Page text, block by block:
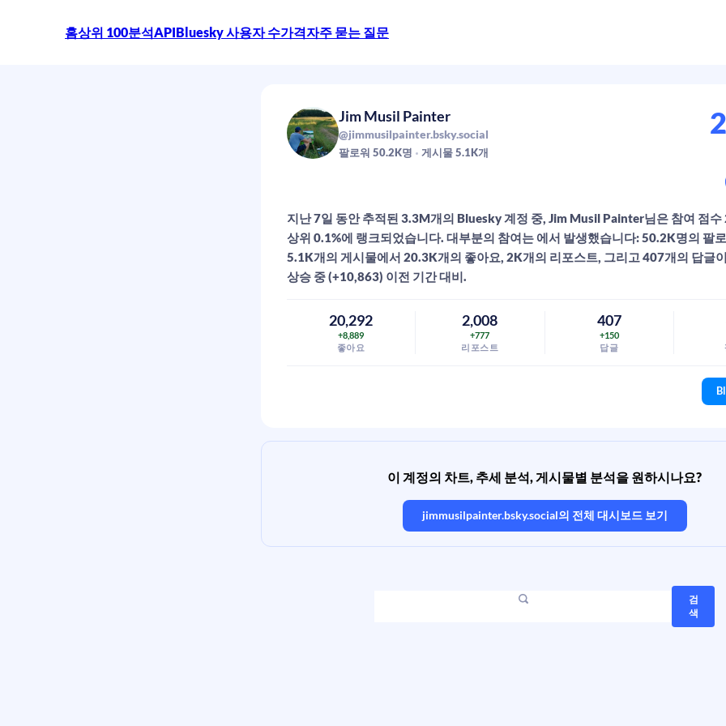
홈상위 100분석APIBluesky 사용자 수가격자주 묻는 질문
Jim Musil Painter
@jimmusilpainter.bsky.social
팔로워 50.2K명 게시물5.1K개
지난 7일 동안 추적된 3.3M개의 Bluesky 계정 중, Jim Musil Painter님은 참여 점
상위 0.1%에 랭크되었습니다. 대부분의 참여는 에서 발생했습니다: 50.2K명의 팔
5.1K개의 게시물에서 20.3K개의 좋아요, 2K개의 리포스트, 그리고 407개의 답글
상승 중 (+10,863) 이전 기간 대비.
20,292
+8,889
좋아요
2,008
+777
리포스트
407
+150
답글
이 계정의 차트, 추세 분석, 게시물별 분석을 원하시나요?
jimmusilpainter.bsky.social의 전체 대시보드 보기
검
색